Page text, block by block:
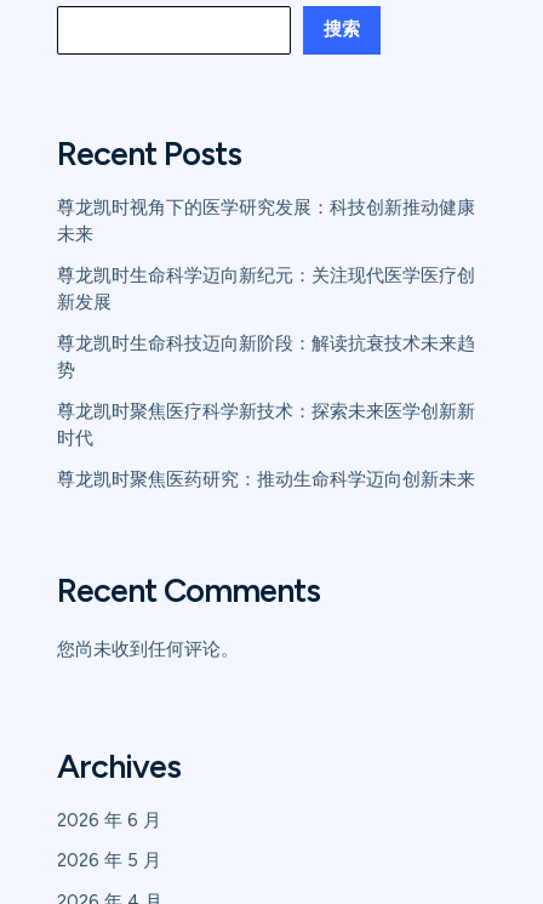
搜索
Recent Posts
尊龙凯时视角下的医学研究发展：科技创新推动健康
未来
尊龙凯时生命科学迈向新纪元：关注现代医学医疗创
新发展
尊龙凯时生命科技迈向新阶段：解读抗衰技术未来趋
势
尊龙凯时聚焦医疗科学新技术：探索未来医学创新新
时代
尊龙凯时聚焦医药研究：推动生命科学迈向创新未来
Recent Comments
您尚未收到任何评论。
Archives
2026 年 6 月
2026 年 5 月